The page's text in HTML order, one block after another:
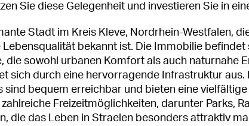
Sie diese Gelegenheit und investieren Sie in
Stadt im Kreis Kleve, Nordrhein-Westfalen,
bekannt ist. Die Immobilie befindet
die sowohl urbanen Komfort als auch naturnahe
sich durch eine hervorragende Infrastruktur
sind bequem erreichbar und bieten eine
Freizeitmöglichkeiten, darunter Parks,
die das Leben in Straelen besonders attraktiv